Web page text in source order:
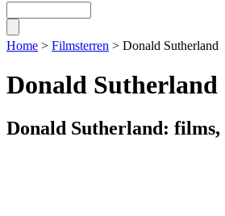
Home > Filmsterren > Donald Sutherland
Donald Sutherland
Donald Sutherland: films,